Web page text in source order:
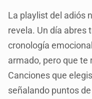
La playlist del adiós
revela. Un día abres
cronología
armado, pero que te
Canciones que
señalando puntos